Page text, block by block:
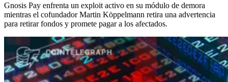
Gnosis Pay enfrenta un exploit activo en su módulo de demora
mientras el cofundador Martin Köppelmann retira una advertencia
para retirar fondos y promete pagar a los afectados.